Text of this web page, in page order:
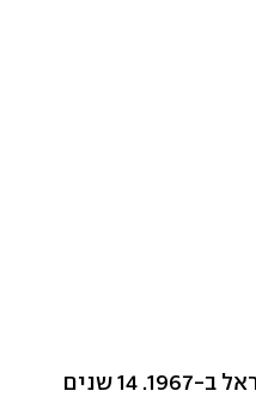
רמת הגולן נכבשה על ידי ישראל ב-1967. 14 שנים